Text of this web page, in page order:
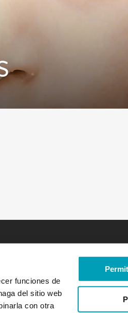
funciones de
del sitio web
con otra